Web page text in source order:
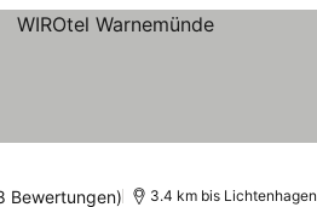
Bewertungen) 3.4 km bis Lichtenhagen